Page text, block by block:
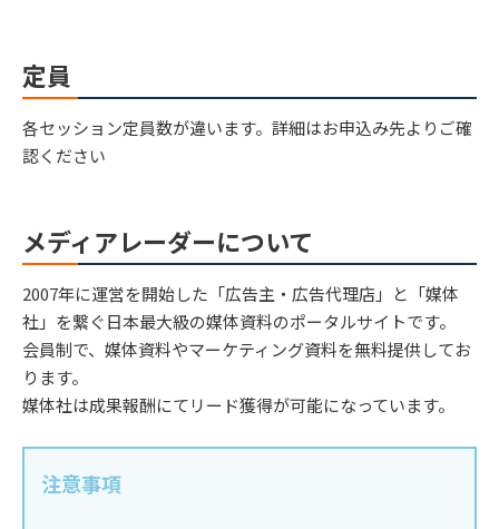
定員
各セッション定員数が違います。詳細はお申込み先よりご確
認ください
メディアレーダーについて
2007年に運営を開始した「広告主・広告代理店」と「媒体
社」を繋ぐ日本最大級の媒体資料のポータルサイトです。
会員制で、媒体資料やマーケティング資料を無料提供してお
ります。
媒体社は成果報酬にてリード獲得が可能になっています。
注意事項